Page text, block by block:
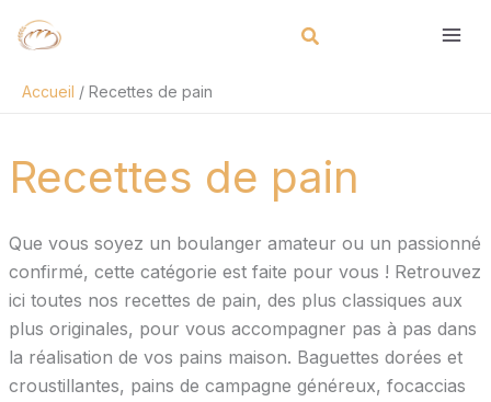
Accueil
Recettes de pain
Recettes de pain
Que vous soyez un boulanger amateur ou un passionné
confirmé, cette catégorie est faite pour vous ! Retrouvez
ici toutes nos recettes de pain, des plus classiques aux
plus originales, pour vous accompagner pas à pas dans
la réalisation de vos pains maison. Baguettes dorées et
croustillantes, pains de campagne généreux, focaccias